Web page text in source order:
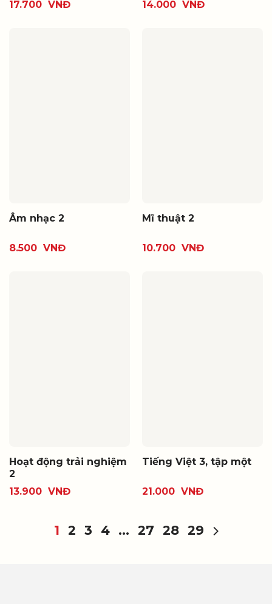
17.700 VNĐ 14.000 VNĐ
Âm nhạc 2
8.500 VNĐ
Mĩ thuật 2
10.700 VNĐ
Hoạt động trải nghiệm
2
13.900 VNĐ
Tiếng Việt 3, tập một
21.000 VNĐ
1 2 3 4 … 27 28 29